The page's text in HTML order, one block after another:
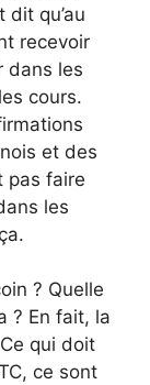
qu’au
recevoir
dans les
cours.
et des
pas faire
les
? Quelle
? En fait, la
qui doit
ce sont